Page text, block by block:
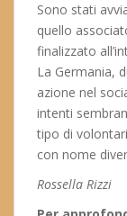
Sono stati
quello
finalizzato
La Germania,
azione nel
intenti
tipo di
con nome
Rossella Rizzi